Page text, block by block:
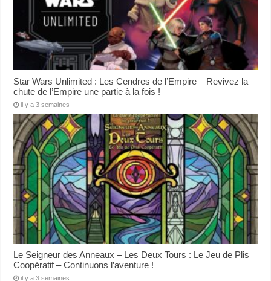
Star Wars Unlimited : Les Cendres de l’Empire – Revivez la
chute de l’Empire une partie à la fois !
il y a 3 semaines
Le Seigneur des Anneaux – Les Deux Tours : Le Jeu de Plis
Coopératif – Continuons l’aventure !
il y a 3 semaines